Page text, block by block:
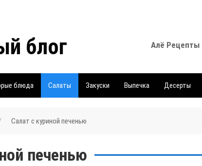
блог Алё Рецепты
блюда Салаты Закуски Выпечка Десерты
Салат с куриной печенью
печенью